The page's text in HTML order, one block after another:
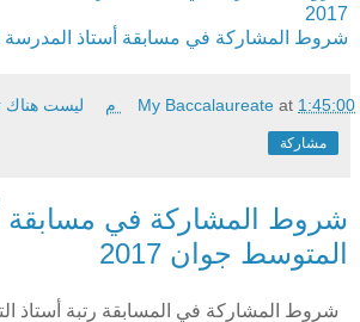
2017
شروط المشاركة في مسابقة أستاذ المدرسة
My Baccalaureateat 1:45:00 م ليست هناك
مشاركة
شروط المشاركة في مسابقة
المتوسط جوان 2017
شروط المشاركة في المسابقة رتبة أستاذ